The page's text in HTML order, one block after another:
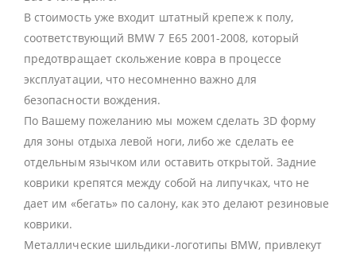
В стоимость уже входит штатный крепеж к полу,
соответствующий BMW 7 E65 2001-2008, который
предотвращает скольжение ковра в процессе
эксплуатации, что несомненно важно для
безопасности вождения.
По Вашему пожеланию мы можем сделать 3D форму
для зоны отдыха левой ноги, либо же сделать ее
отдельным язычком или оставить открытой. Задние
коврики крепятся между собой на липучках, что не
дает им «бегать» по салону, как это делают резиновые
коврики.
Металлические шильдики-логотипы BMW, привлекут